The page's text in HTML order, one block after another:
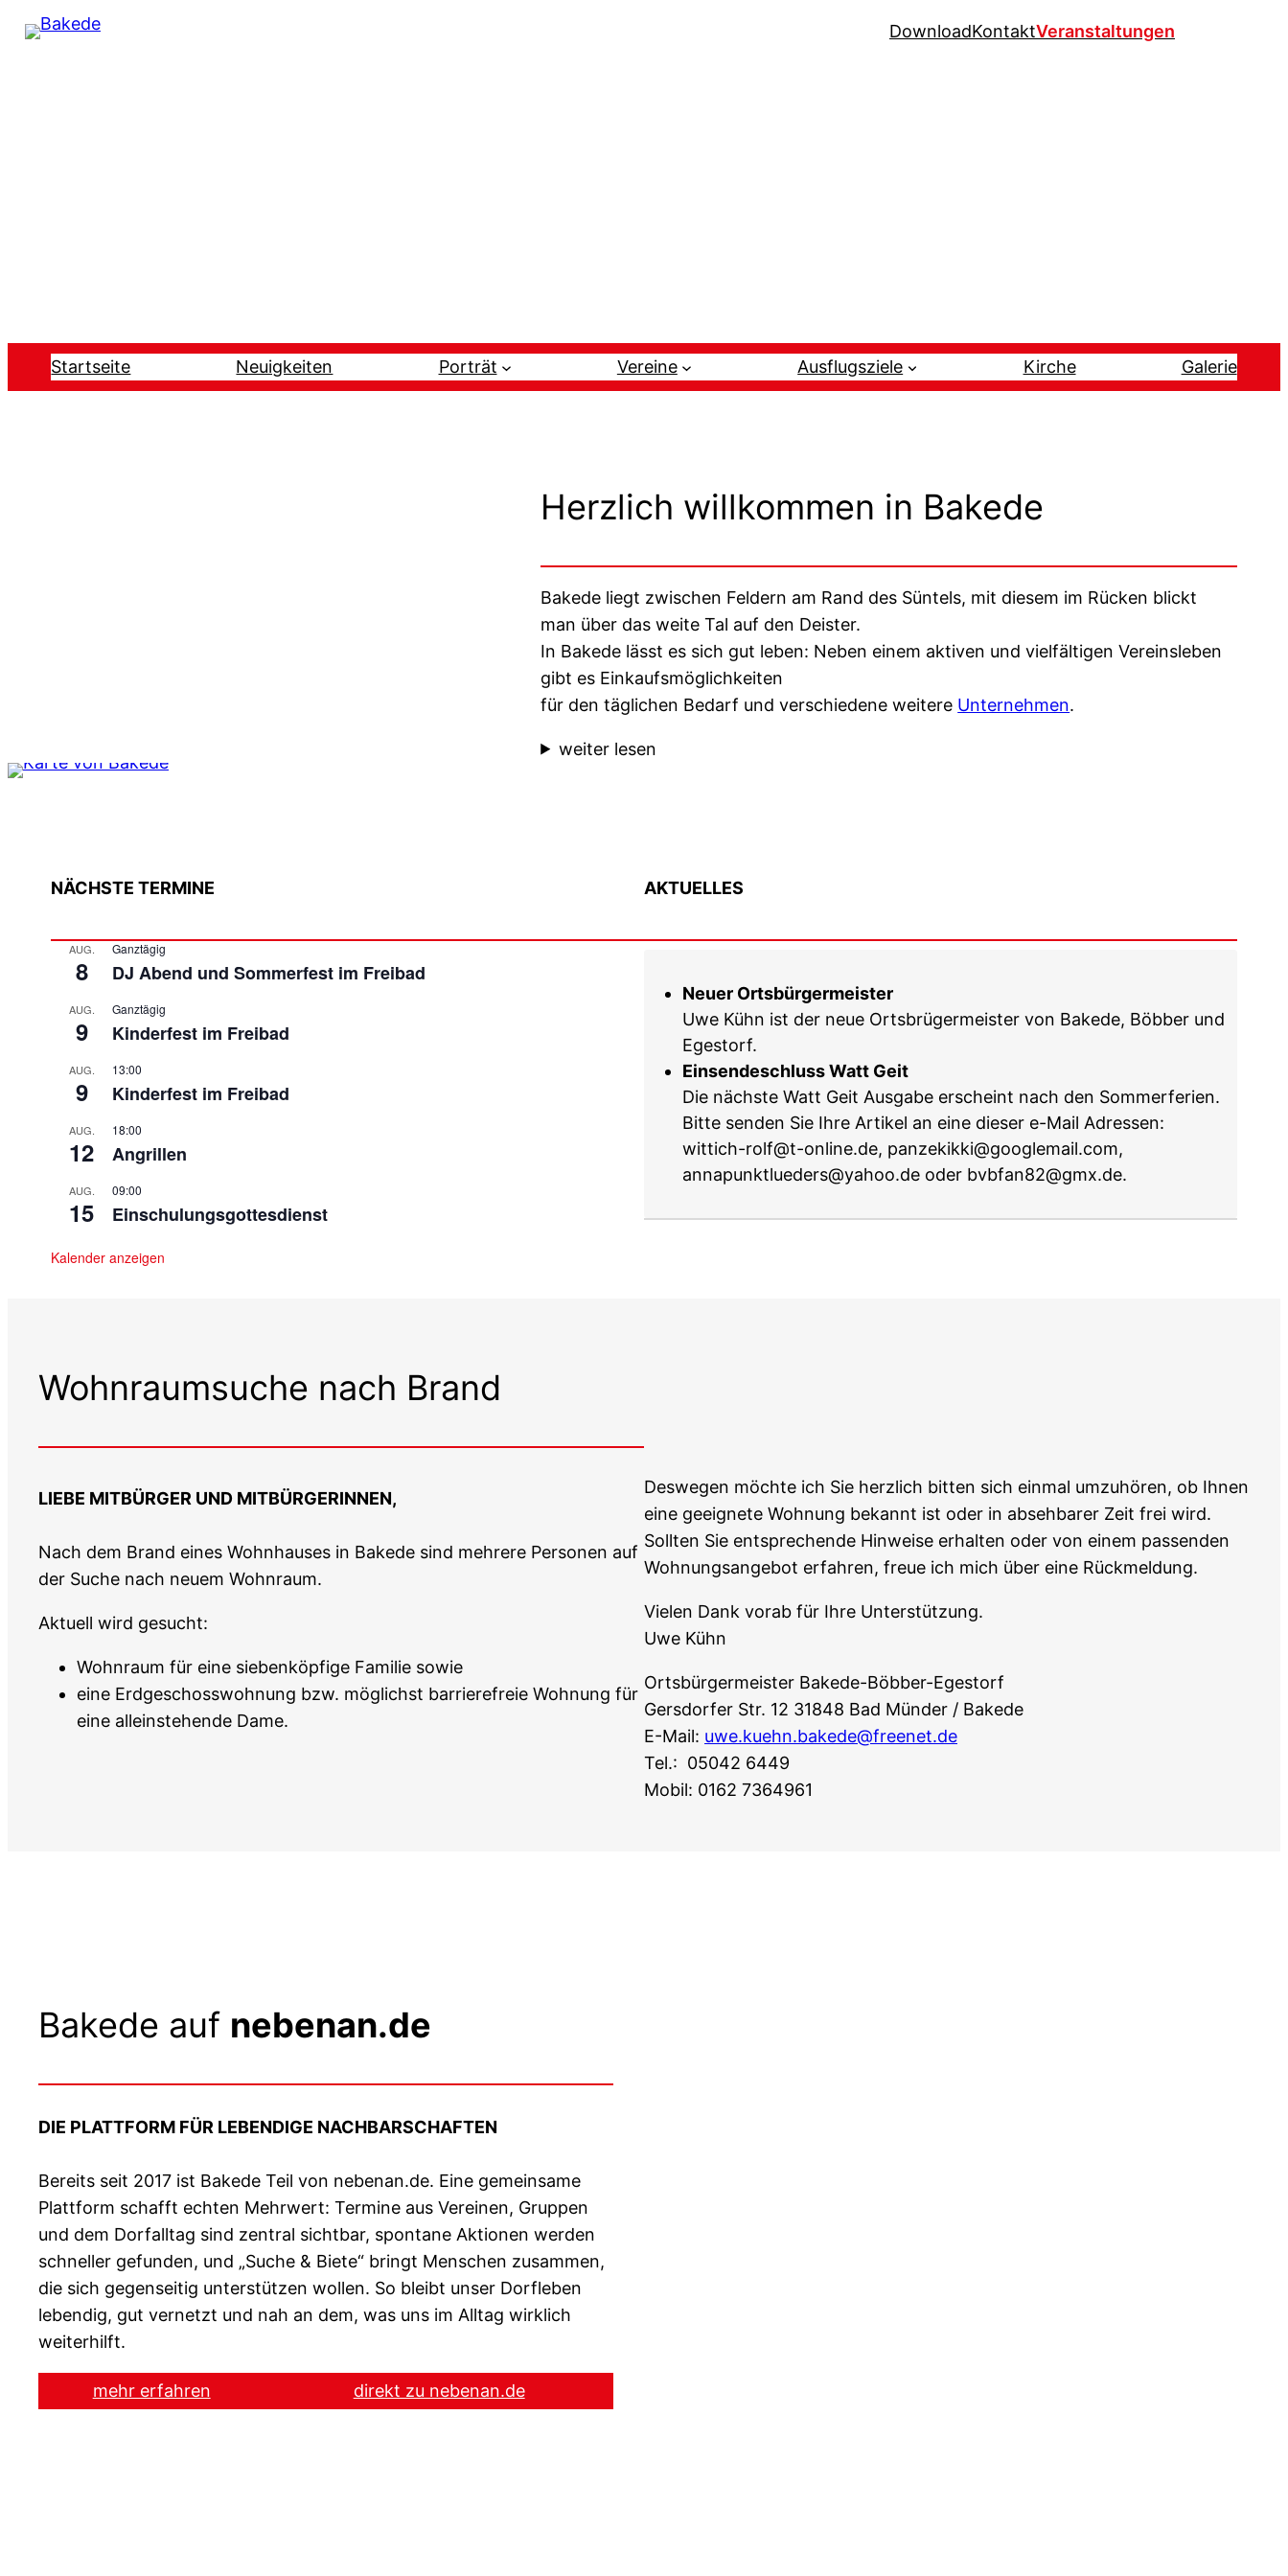
DownloadKontaktVeranstaltungen
Startseite Neuigkeiten Porträt Vereine Ausflugsziele Kirche Galerie
Herzlich willkommen in Bakede
Bakede liegt zwischen Feldern am Rand des Süntels, mit diesem im Rücken blickt
man über das weite Tal auf den Deister.
In Bakede lässt es sich gut leben: Neben einem aktiven und vielfältigen Vereinsleben
gibt es Einkaufsmöglichkeiten
für den täglichen Bedarf und verschiedene weitere Unternehmen.
weiter lesen
NÄCHSTE TERMINE
AUG.
8
Ganztägig
DJ Abend und Sommerfest im Freibad
AUG.
9
Ganztägig
Kinderfest im Freibad
AUG.
9
13:00
Kinderfest im Freibad
AUG.
12
18:00
Angrillen
AUG.
15
09:00
Einschulungsgottesdienst
Kalender anzeigen
AKTUELLES
Neuer Ortsbürgermeister
Uwe Kühn ist der neue Ortsbrügermeister von Bakede, Böbber und
Egestorf.
Einsendeschluss Watt Geit
Die nächste Watt Geit Ausgabe erscheint nach den Sommerferien.
Bitte senden Sie Ihre Artikel an eine dieser e-Mail Adressen:
wittich-rolf@t-online.de, panzekikki@googlemail.com,
annapunktlueders@yahoo.de oder bvbfan82@gmx.de.
Wohnraumsuche nach Brand
LIEBE MITBÜRGER UND MITBÜRGERINNEN,
Nach dem Brand eines Wohnhauses in Bakede sind mehrere Personen auf
der Suche nach neuem Wohnraum.
Aktuell wird gesucht:
Wohnraum für eine siebenköpfige Familie sowie
eine Erdgeschosswohnung bzw. möglichst barrierefreie Wohnung für
eine alleinstehende Dame.
Deswegen möchte ich Sie herzlich bitten sich einmal umzuhören, ob Ihnen
eine geeignete Wohnung bekannt ist oder in absehbarer Zeit frei wird.
Sollten Sie entsprechende Hinweise erhalten oder von einem passenden
Wohnungsangebot erfahren, freue ich mich über eine Rückmeldung.
Vielen Dank vorab für Ihre Unterstützung.
Uwe Kühn
Ortsbürgermeister Bakede-Böbber-Egestorf
Gersdorfer Str. 12 31848 Bad Münder / Bakede
E-Mail: uwe.kuehn.bakede@freenet.de
Tel.: 05042 6449
Mobil: 0162 7364961
Bakede auf nebenan.de
DIE PLATTFORM FÜR LEBENDIGE NACHBARSCHAFTEN
Bereits seit 2017 ist Bakede Teil von nebenan.de. Eine gemeinsame
Plattform schafft echten Mehrwert: Termine aus Vereinen, Gruppen
und dem Dorfalltag sind zentral sichtbar, spontane Aktionen werden
schneller gefunden, und „Suche & Biete“ bringt Menschen zusammen,
die sich gegenseitig unterstützen wollen. So bleibt unser Dorfleben
lebendig, gut vernetzt und nah an dem, was uns im Alltag wirklich
weiterhilft.
mehr erfahren direkt zu nebenan.de